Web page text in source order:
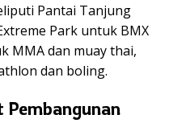
Pantai Tanjung
Park untuk BMX
MMA dan muay thai,
dan boling.